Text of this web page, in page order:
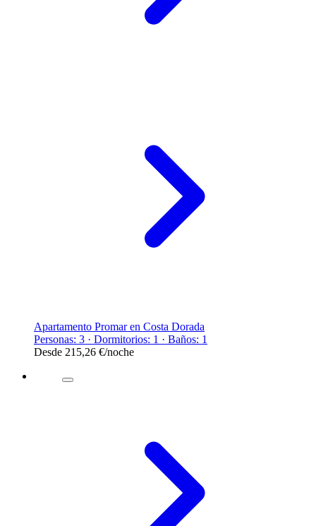
Apartamento Promar en Costa Dorada
Personas: 3 · Dormitorios: 1 · Baños: 1
Desde 215,26 €/noche